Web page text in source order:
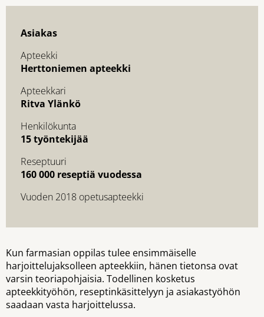
Asiakas
Apteekki
Herttoniemen apteekki
Apteekkari
Ritva Ylänkö
Henkilökunta
15 työntekijää
Reseptuuri
160 000 reseptiä vuodessa
Vuoden 2018 opetusapteekki
Kun farmasian oppilas tulee ensimmäiselle
harjoittelujaksolleen apteekkiin, hänen tietonsa ovat
varsin teoriapohjaisia. Todellinen kosketus
apteekkityöhön, reseptinkäsittelyyn ja asiakastyöhön
saadaan vasta harjoittelussa.